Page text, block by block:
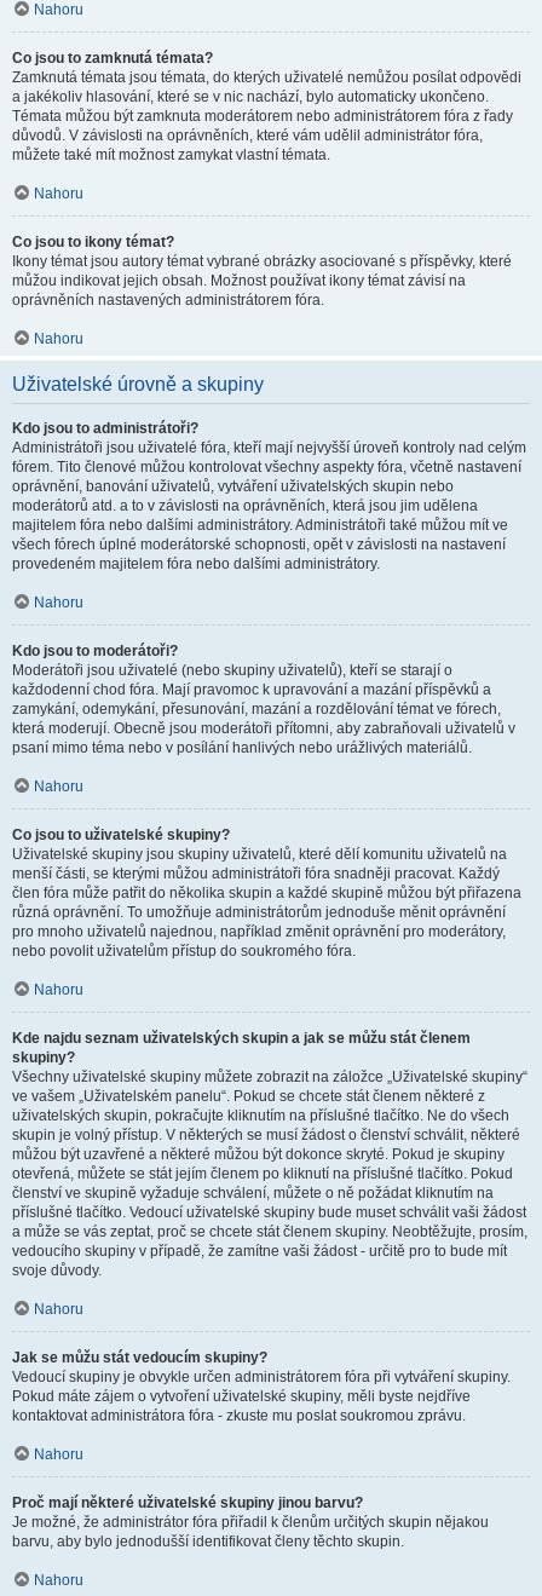
Nahoru
Co jsou to zamknutá témata?
Zamknutá témata jsou témata, do kterých uživatelé nemůžou posílat odpovědi
a jakékoliv hlasování, které se v nic nachází, bylo automaticky ukončeno.
Témata můžou být zamknuta moderátorem nebo administrátorem fóra z řady
důvodů. V závislosti na oprávněních, které vám udělil administrátor fóra,
můžete také mít možnost zamykat vlastní témata.
Nahoru
Co jsou to ikony témat?
Ikony témat jsou autory témat vybrané obrázky asociované s příspěvky, které
můžou indikovat jejich obsah. Možnost používat ikony témat závisí na
oprávněních nastavených administrátorem fóra.
Nahoru
Uživatelské úrovně a skupiny
Kdo jsou to administrátoři?
Administrátoři jsou uživatelé fóra, kteří mají nejvyšší úroveň kontroly nad celým
fórem. Tito členové můžou kontrolovat všechny aspekty fóra, včetně nastavení
oprávnění, banování uživatelů, vytváření uživatelských skupin nebo
moderátorů atd. a to v závislosti na oprávněních, která jsou jim udělena
majitelem fóra nebo dalšími administrátory. Administrátoři také můžou mít ve
všech fórech úplné moderátorské schopnosti, opět v závislosti na nastavení
provedeném majitelem fóra nebo dalšími administrátory.
Nahoru
Kdo jsou to moderátoři?
Moderátoři jsou uživatelé (nebo skupiny uživatelů), kteří se starají o
každodenní chod fóra. Mají pravomoc k upravování a mazání příspěvků a
zamykání, odemykání, přesunování, mazání a rozdělování témat ve fórech,
která moderují. Obecně jsou moderátoři přítomni, aby zabraňovali uživatelů v
psaní mimo téma nebo v posílání hanlivých nebo urážlivých materiálů.
Nahoru
Co jsou to uživatelské skupiny?
Uživatelské skupiny jsou skupiny uživatelů, které dělí komunitu uživatelů na
menší části, se kterými můžou administrátoři fóra snadněji pracovat. Každý
člen fóra může patřit do několika skupin a každé skupině můžou být přiřazena
různá oprávnění. To umožňuje administrátorům jednoduše měnit oprávnění
pro mnoho uživatelů najednou, například změnit oprávnění pro moderátory,
nebo povolit uživatelům přístup do soukromého fóra.
Nahoru
Kde najdu seznam uživatelských skupin a jak se můžu stát členem
skupiny?
Všechny uživatelské skupiny můžete zobrazit na záložce „Uživatelské skupiny“
ve vašem „Uživatelském panelu“. Pokud se chcete stát členem některé z
uživatelských skupin, pokračujte kliknutím na příslušné tlačítko. Ne do všech
skupin je volný přístup. V některých se musí žádost o členství schválit, některé
můžou být uzavřené a některé můžou být dokonce skryté. Pokud je skupiny
otevřená, můžete se stát jejím členem po kliknutí na příslušné tlačítko. Pokud
členství ve skupině vyžaduje schválení, můžete o ně požádat kliknutím na
příslušné tlačítko. Vedoucí uživatelské skupiny bude muset schválit vaši žádost
a může se vás zeptat, proč se chcete stát členem skupiny. Neobtěžujte, prosím,
vedoucího skupiny v případě, že zamítne vaši žádost - určitě pro to bude mít
svoje důvody.
Nahoru
Jak se můžu stát vedoucím skupiny?
Vedoucí skupiny je obvykle určen administrátorem fóra při vytváření skupiny.
Pokud máte zájem o vytvoření uživatelské skupiny, měli byste nejdříve
kontaktovat administrátora fóra - zkuste mu poslat soukromou zprávu.
Nahoru
Proč mají některé uživatelské skupiny jinou barvu?
Je možné, že administrátor fóra přiřadil k členům určitých skupin nějakou
barvu, aby bylo jednodušší identifikovat členy těchto skupin.
Nahoru